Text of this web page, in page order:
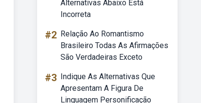
Alternativas Abaixo Está
Incorreta
#2 Relação Ao Romantismo
Brasileiro Todas As Afirmações
São Verdadeiras Exceto
#3 Indique As Alternativas Que
Apresentam A Figura De
Linguagem Personificação